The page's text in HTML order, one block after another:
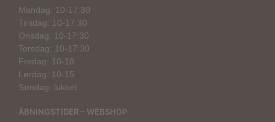
Mandag: 10-17:30
Tirsdag: 10-17:30
Onsdag: 10-17:30
Torsdag: 10-17:30
Fredag: 10-18
Lørdag: 10-15
Søndag: lukket
ÅBNINGSTIDER – WEBSHOP